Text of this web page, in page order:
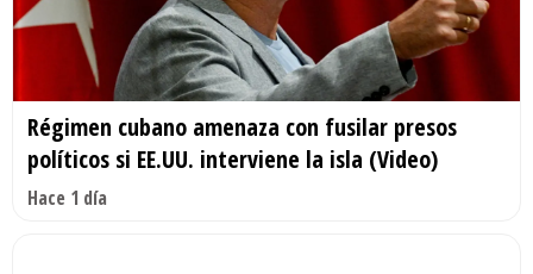
Régimen cubano amenaza con fusilar presos
políticos si EE.UU. interviene la isla (Video)
Hace 1 día